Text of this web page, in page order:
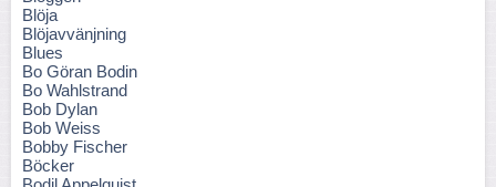
Blöja
Blöjavvänjning
Blues
Bo Göran Bodin
Bo Wahlstrand
Bob Dylan
Bob Weiss
Bobby Fischer
Böcker